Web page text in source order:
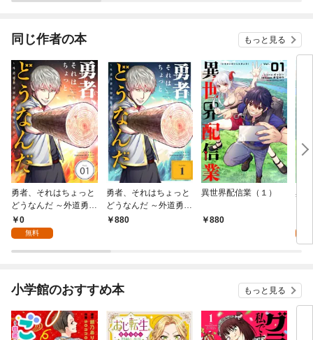
同じ作者の本 もっと見る
勇者、それはちょっと
どうなんだ ～外道勇者
は初期装備で無双する
～【単話】（１）
0
無料
勇者、それはちょっと
どうなんだ ～外道勇者
は初期装備で無双する
880
異世界配信業（１）
880
異
小学館のおすすめ本 もっと見る